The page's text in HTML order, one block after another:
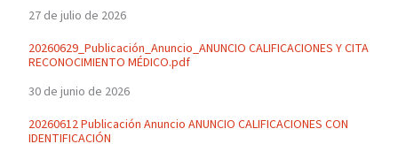
27 de julio de 2026
20260629_Publicación_Anuncio_ANUNCIO CALIFICACIONES Y CITA
RECONOCIMIENTO MÉDICO.pdf
30 de junio de 2026
20260612 Publicación Anuncio ANUNCIO CALIFICACIONES CON
IDENTIFICACIÓN